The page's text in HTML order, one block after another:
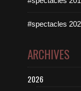
#spectacles
ARCHIVES
2026